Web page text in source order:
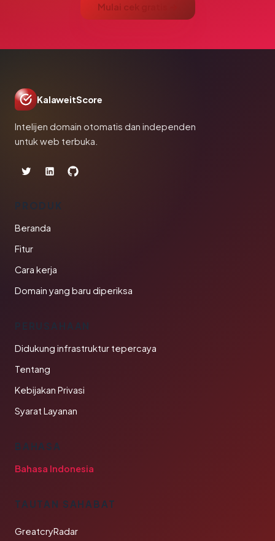
Mulai cek gratis →
KalaweitScore
Intelijen domain otomatis dan independen
untuk web terbuka.
PRODUK
Beranda
Fitur
Cara kerja
Domain yang baru diperiksa
PERUSAHAAN
Didukung infrastruktur tepercaya
Tentang
Kebijakan Privasi
Syarat Layanan
BAHASA
Bahasa Indonesia
TAUTAN SAHABAT
GreatcryRadar